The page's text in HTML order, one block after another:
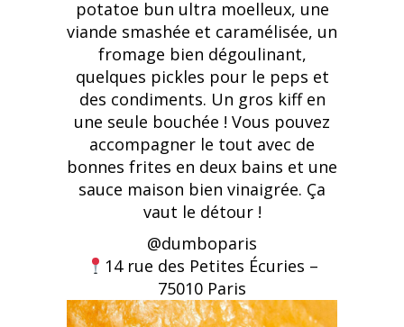
potatoe bun ultra moelleux, une
viande smashée et caramélisée, un
fromage bien dégoulinant,
quelques pickles pour le peps et
des condiments. Un gros kiff en
une seule bouchée ! Vous pouvez
accompagner le tout avec de
bonnes frites en deux bains et une
sauce maison bien vinaigrée. Ça
vaut le détour !
@dumboparis
14 rue des Petites Écuries –
75010 Paris